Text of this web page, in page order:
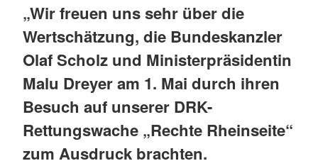
„Wir freuen uns sehr über die
Wertschätzung, die Bundeskanzler
Olaf Scholz und Ministerpräsidentin
Malu Dreyer am 1. Mai durch ihren
Besuch auf unserer DRK-
Rettungswache „Rechte Rheinseite“
zum Ausdruck brachten.